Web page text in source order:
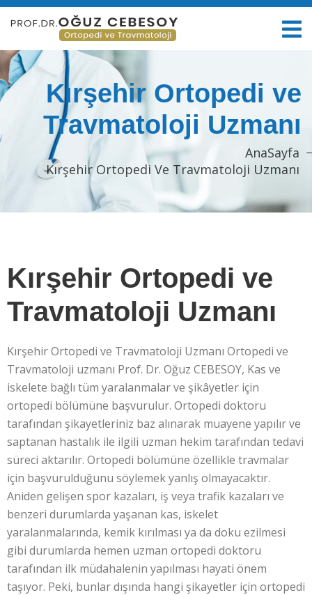
Kırşehir Ortopedi ve
Travmatoloji Uzmanı
AnaSayfa
Kırşehir Ortopedi Ve Travmatoloji Uzmanı
Kırşehir Ortopedi ve
Travmatoloji Uzmanı
Kırşehir Ortopedi ve Travmatoloji Uzmanı Ortopedi ve
Travmatoloji uzmanı Prof. Dr. Oğuz CEBESOY, Kas ve
iskelete bağlı tüm yaralanmalar ve şikâyetler için
ortopedi bölümüne başvurulur. Ortopedi doktoru
tarafından şikayetleriniz baz alınarak muayene yapılır ve
saptanan hastalık ile ilgili uzman hekim tarafından tedavi
süreci aktarılır. Ortopedi bölümüne özellikle travmalar
için başvurulduğunu söylemek yanlış olmayacaktır.
Aniden gelişen spor kazaları, iş veya trafik kazaları ve
benzeri durumlarda yaşanan kas, iskelet
yaralanmalarında, kemik kırılması ya da doku ezilmesi
gibi durumlarda hemen uzman ortopedi doktoru
tarafından ilk müdahalenin yapılması hayati önem
taşıyor. Peki, bunlar dışında hangi şikayetler için ortopedi